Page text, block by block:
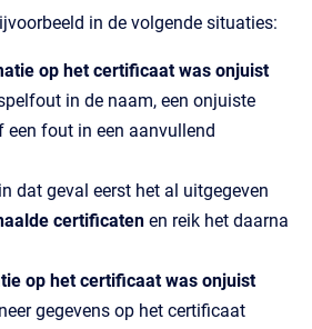
in de volgende situaties:
op het certificaat was onjuist
in de naam, een onjuiste
een fout in een aanvullend
dat geval eerst het al uitgegeven
certificaten en reik het daarna
op het certificaat was onjuist
gegevens op het certificaat